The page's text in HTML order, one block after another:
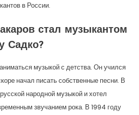
в России.
стал музыкантом
Садко?
музыкой с детства. Он учился
начал писать собственные песни. В
народной музыкой и хотел
звучанием рока. В 1994 году